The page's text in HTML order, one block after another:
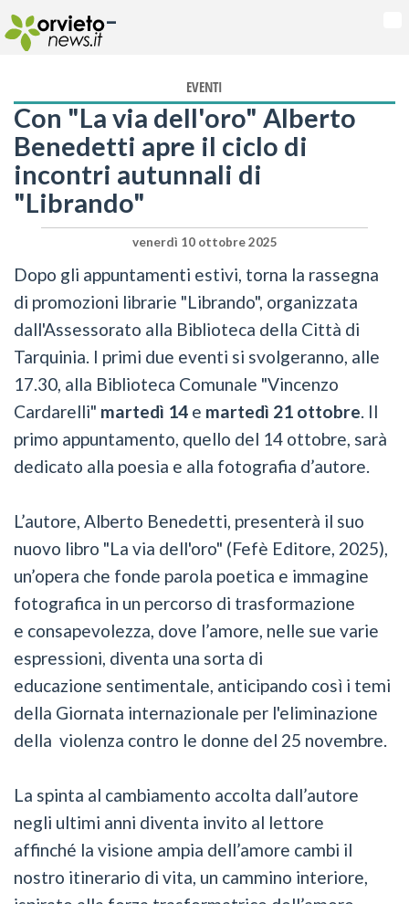
-
EVENTI
Con "La via dell'oro" Alberto
Benedetti apre il ciclo di
incontri autunnali di
"Librando"
venerdì 10 ottobre 2025
Dopo gli appuntamenti estivi, torna la rassegna
di promozioni librarie "Librando", organizzata
dall'Assessorato alla Biblioteca della Città di
Tarquinia. I primi due eventi si svolgeranno, alle
17.30, alla Biblioteca Comunale "Vincenzo
Cardarelli" martedì 14 e martedì 21 ottobre . Il
primo appuntamento, quello del 14 ottobre, sarà
dedicato alla poesia e alla fotografia d’autore.
L’autore, Alberto Benedetti, presenterà il suo
nuovo libro "La via dell'oro" (Fefè Editore, 2025),
un’opera che fonde parola poetica e immagine
fotografica in un percorso di trasformazione
e consapevolezza, dove l’amore, nelle sue varie
espressioni, diventa una sorta di
educazione sentimentale, anticipando così i temi
della Giornata internazionale per l'eliminazione
della violenza contro le donne del 25 novembre.
La spinta al cambiamento accolta dall’autore
negli ultimi anni diventa invito al lettore
affinché la visione ampia dell’amore cambi il
nostro itinerario di vita, un cammino interiore,